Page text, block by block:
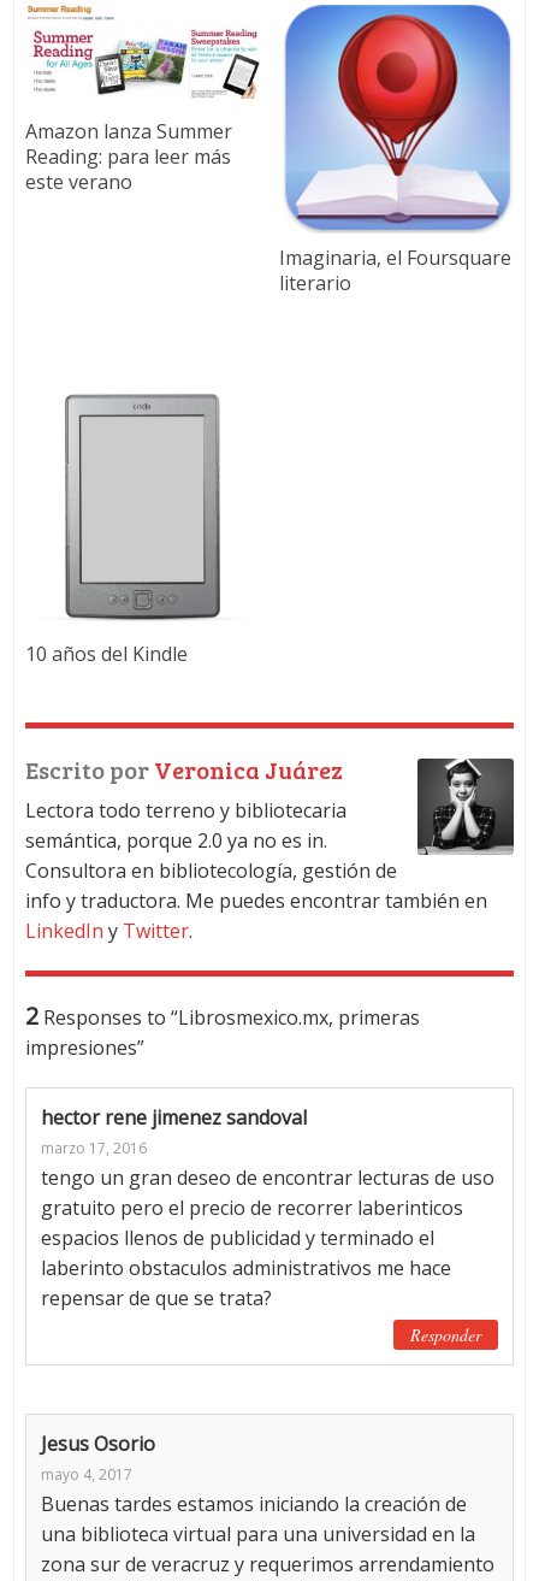
Amazon lanza Summer
Reading: para leer más
este verano
Imaginaria, el Foursquare
literario
10 años del Kindle
Escrito porVeronica Juárez
Lectora todo terreno y bibliotecaria
semántica, porque 2.0 ya no es in.
Consultora en bibliotecología, gestión de
info y traductora. Me puedes encontrar también en
LinkedIn y Twitter.
2Responses to “Librosmexico.mx, primeras
impresiones”
hector rene jimenez sandoval
marzo 17, 2016
tengo un gran deseo de encontrar lecturas de uso
gratuito pero el precio de recorrer laberinticos
espacios llenos de publicidad y terminado el
laberinto obstaculos administrativos me hace
repensar de que se trata?
Responder
Jesus Osorio
mayo 4, 2017
Buenas tardes estamos iniciando la creación de
una biblioteca virtual para una universidad en la
zona sur de veracruz y requerimos arrendamiento